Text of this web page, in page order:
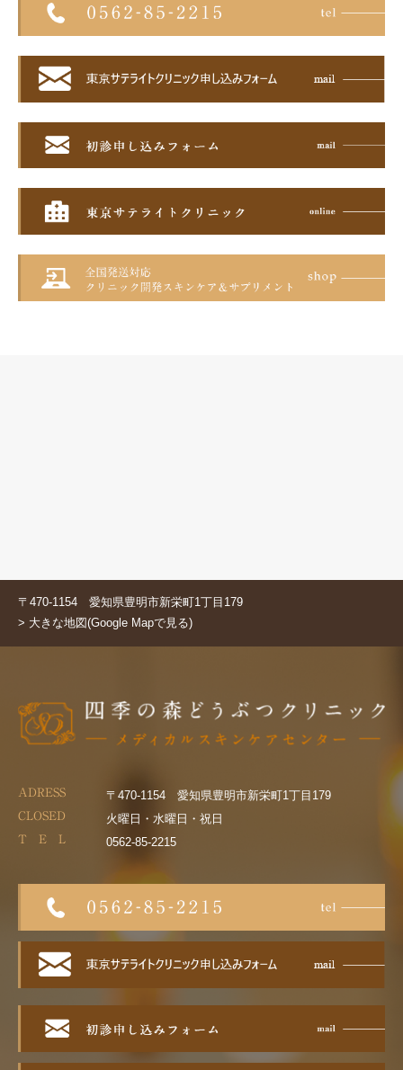
〒470-1154 愛知県豊明市新栄町1丁目179
> 大きな地図(Google Mapで見る)
ADRESS 〒470-1154 愛知県豊明市新栄町1丁目179
CLOSED 火曜日・水曜日・祝日
T E L 0562-85-2215